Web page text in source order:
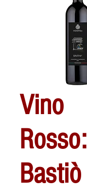
Vino
Rosso:
Bastiò